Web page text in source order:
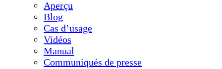
Aperçu
Blog
Cas d’usage
Vidéos
Manual
Communiqués de presse